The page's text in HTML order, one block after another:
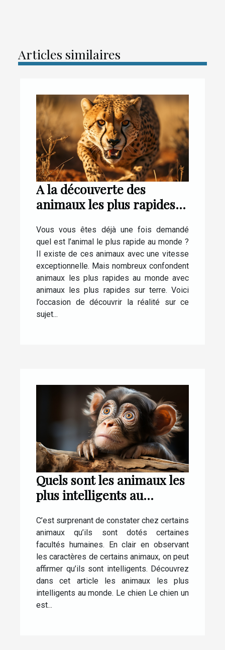
Articles similaires
A la découverte des
animaux les plus rapides
Vous vous êtes déjà une fois demandé
quel est l’animal le plus rapide au monde ?
Il existe de ces animaux avec une vitesse
exceptionnelle. Mais nombreux confondent
animaux les plus rapides au monde avec
animaux les plus rapides sur terre. Voici
l’occasion de découvrir la réalité sur ce
sujet...
Quels sont les animaux les
plus intelligents au
C’est surprenant de constater chez certains
animaux qu’ils sont dotés certaines
facultés humaines. En clair en observant
les caractères de certains animaux, on peut
affirmer qu’ils sont intelligents. Découvrez
dans cet article les animaux les plus
intelligents au monde. Le chien Le chien un
est...